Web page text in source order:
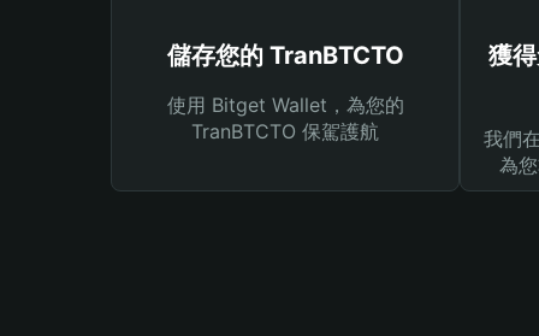
儲存您的 TranBTCTO
使用 Bitget Wallet，為您的
TranBTCTO 保駕護航
獲
我們
為